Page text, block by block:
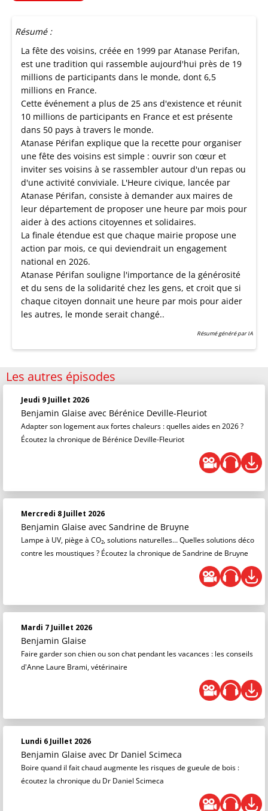
Résumé :
La fête des voisins, créée en 1999 par Atanase Perifan,
est une tradition qui rassemble aujourd'hui près de 19
millions de participants dans le monde, dont 6,5
millions en France.
Cette événement a plus de 25 ans d'existence et réunit
10 millions de participants en France et est présente
dans 50 pays à travers le monde.
Atanase Périfan explique que la recette pour organiser
une fête des voisins est simple : ouvrir son cœur et
inviter ses voisins à se rassembler autour d'un repas ou
d'une activité conviviale. L'Heure civique, lancée par
Atanase Périfan, consiste à demander aux maires de
leur département de proposer une heure par mois pour
aider à des actions citoyennes et solidaires.
La finale étendue est que chaque mairie propose une
action par mois, ce qui deviendrait un engagement
national en 2026.
Atanase Périfan souligne l'importance de la générosité
et du sens de la solidarité chez les gens, et croit que si
chaque citoyen donnait une heure par mois pour aider
les autres, le monde serait changé..
Résumé généré par IA
Les autres épisodes
Jeudi 9 Juillet 2026
Benjamin Glaise avec Bérénice Deville-Fleuriot
Adapter son logement aux fortes chaleurs : quelles aides en 2026 ?
Écoutez la chronique de Bérénice Deville-Fleuriot
Mercredi 8 Juillet 2026
Benjamin Glaise avec Sandrine de Bruyne
Lampe à UV, piège à CO₂, solutions naturelles… Quelles solutions déco
contre les moustiques ? Écoutez la chronique de Sandrine de Bruyne
Mardi 7 Juillet 2026
Benjamin Glaise
Faire garder son chien ou son chat pendant les vacances : les conseils
d'Anne Laure Brami, vétérinaire
Lundi 6 Juillet 2026
Benjamin Glaise avec Dr Daniel Scimeca
Boire quand il fait chaud augmente les risques de gueule de bois :
écoutez la chronique du Dr Daniel Scimeca